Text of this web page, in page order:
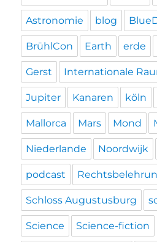
Astronomie blog
BrühlCon Earth erde
Gerst Internationale
Jupiter Kanaren köln
Mallorca Mars Mond
Niederlande Noordwijk
podcast
Schloss Augustusburg
Science Science-fiction